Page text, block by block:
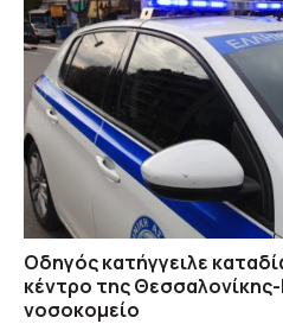
Οδηγός κατήγγειλε
κέντρο της
νοσοκομείο